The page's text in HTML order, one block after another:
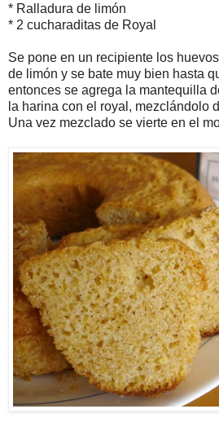
* Ralladura de limón
* 2 cucharaditas de Royal
Se pone en un recipiente los
de limón y se bate muy bien hasta
entonces se agrega la mantequilla
la harina con el royal, mezclándolo
Una vez mezclado se vierte en el